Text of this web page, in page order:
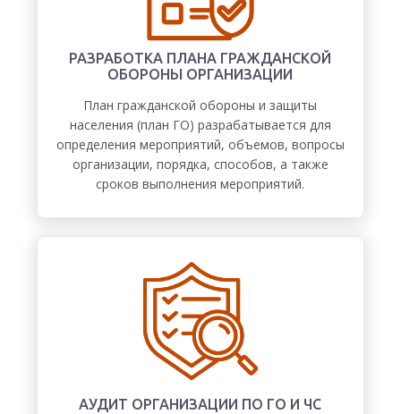
РАЗРАБОТКА ПЛАНА ГРАЖДАНСКОЙ
ОБОРОНЫ ОРГАНИЗАЦИИ
План гражданской обороны и защиты
населения (план ГО) разрабатывается для
определения мероприятий, объемов, вопросы
организации, порядка, способов, а также
сроков выполнения мероприятий.
АУДИТ ОРГАНИЗАЦИИ ПО ГО И ЧС